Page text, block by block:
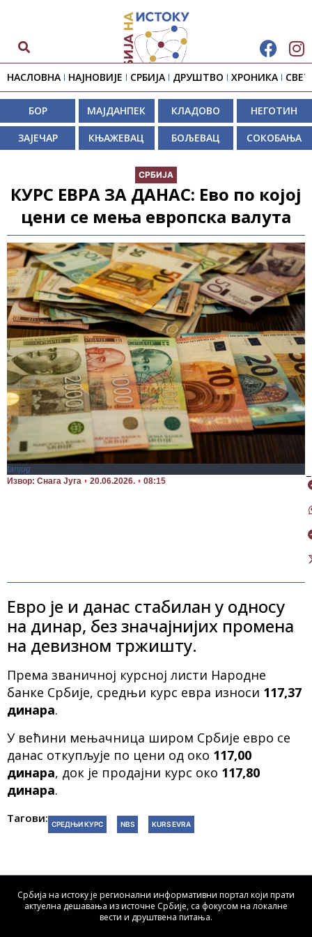
НАСЛОВНА НАЈНОВИЈЕ СРБИЈА ДРУШТВО ХРОНИКА СВЕТ
БОР МАЈДАНПЕК КЛАДОВО НЕГОТИН
ЗАЈЕЧАР КЊАЖЕВАЦ БОЉЕВАЦ СОКОБАЊА
СРБИЈА
КУРС ЕВРА ЗА ДАНАС: Ево по којој
цени се мења европска валута
tanjug
Извор: Снага Југа
20.06.2026. 08:15
Евро је и данас стабилан у односу
на динар, без значајнијих промена
на девизном тржишту.
Према званичној курсној листи Народне
банке Србије, средњи курс евра износи 117,37
динара.
У већини мењачница широм Србије евро се
данас откупљује по цени од око 117,00
динара, док је продајни курс око 117,80
динара.
Тагови: СРЕДЊИ КУРС NBS KURS EVRA
Србија на истоку је регионални информативни портал који прати
актуелна дешавања из источне Србије, са фокусом на локалне
вести и друштвена питања.